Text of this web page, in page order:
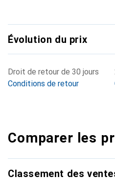
Évolution du prix
Droit de retour de 30 jours
Conditions de retour
Comparer les
Classement des